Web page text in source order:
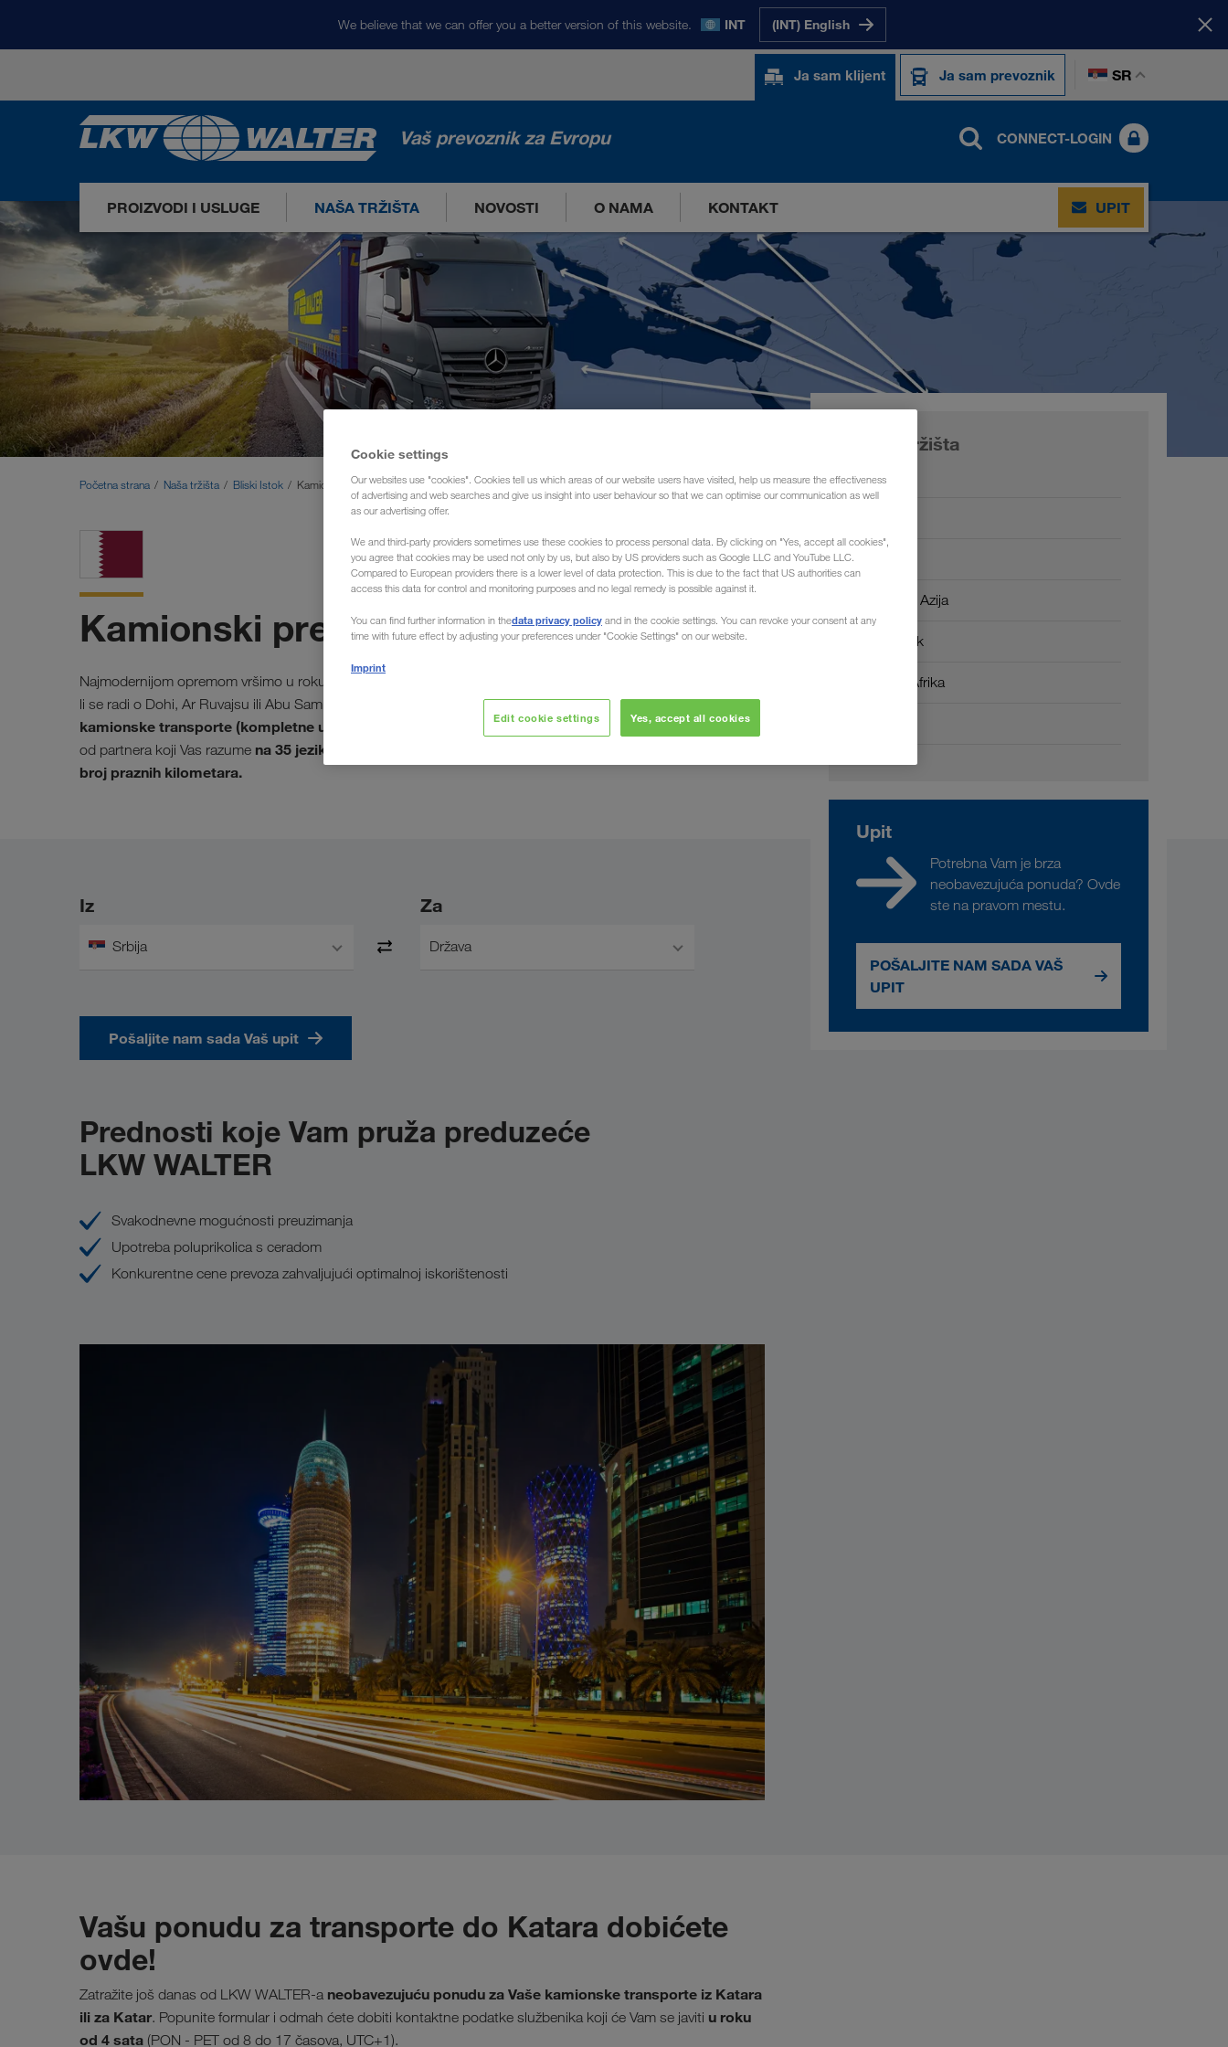
We believe that we can offer you a better version of this website. INT (INT) English
Ja sam klijent Ja sam prevoznik SR
Vaš prevoznik za Evropu CONNECT-LOGIN
PROIZVODI I USLUGE NAŠA TRŽIŠTA NOVOSTI O NAMA KONTAKT UPIT
Početna strana Naša tržišta Bliski Istok Kamionski prevoz Katar (Špedicija)
Kamionski prevoz Katar
Najmodernijom opremom vršimo u roku utovar i istovar Vaše robe u svim mestima ovog Emirata. Bez obzira da
li se radi o Dohi, Ar Ruvajsu ili Abu Samri. Špedicija LKW WALTER, Vaš prevoznik za Evropu, organizujeVaše
kamionske transporte (kompletne utovare) iz celog Katara za sve zemlje Evrope i obrnuto. Profitirajte
od partnera koji Vas razume na 35 jezika.
broj praznih kilometara.
Iz
Srbija
Za
Država
Pošaljite nam sada Vaš upit
Prednosti koje Vam pruža preduzeće
LKW WALTER
Svakodnevne mogućnosti preuzimanja
Upotreba poluprikolica s ceradom
Konkurentne cene prevoza zahvaljujući optimalnoj iskorištenosti
Vašu ponudu za transporte do Katara dobićete
ovde!
Zatražite još danas od LKW WALTER-a neobavezujuću ponudu za Vaše kamionske transporte iz Katara
ili za Katar. Popunite formular i odmah ćete dobiti kontaktne podatke službenika koji će Vam se javiti u roku
od 4 sata (PON - PET od 8 do 17 časova, UTC+1).
Naša tržišta
Evropa
Centralna Azija
Bliski Istok
Severna Afrika
Upit
Potrebna Vam je brza
neobavezujuća ponuda? Ovde
ste na pravom mestu.
POŠALJITE NAM SADA VAŠ
UPIT
Cookie settings
Our websites use "cookies". Cookies tell us which areas of our website users have visited, help us measure the effectiveness
of advertising and web searches and give us insight into user behaviour so that we can optimise our communication as well
as our advertising offer.
We and third-party providers sometimes use these cookies to process personal data. By clicking on "Yes, accept all cookies",
you agree that cookies may be used not only by us, but also by US providers such as Google LLC and YouTube LLC.
Compared to European providers there is a lower level of data protection. This is due to the fact that US authorities can
access this data for control and monitoring purposes and no legal remedy is possible against it.
You can find further information in thedata privacy policy and in the cookie settings. You can revoke your consent at any
time with future effect by adjusting your preferences under "Cookie Settings" on our website.
Imprint
Edit cookie settings Yes, accept all cookies